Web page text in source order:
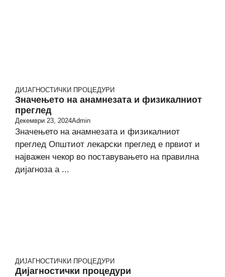
ДИЈАГНОСТИЧКИ ПРОЦЕДУРИ
Значењето на анамнезата и физикалниот
преглед
Декември 23, 2024Admin
Значењето на анамнезата и физикалниот
преглед Општиот лекарски преглед е првиот и
најважен чекор во поставувањето на правилна
дијагноза а ...
ДИЈАГНОСТИЧКИ ПРОЦЕДУРИ
Дијагностички процедури